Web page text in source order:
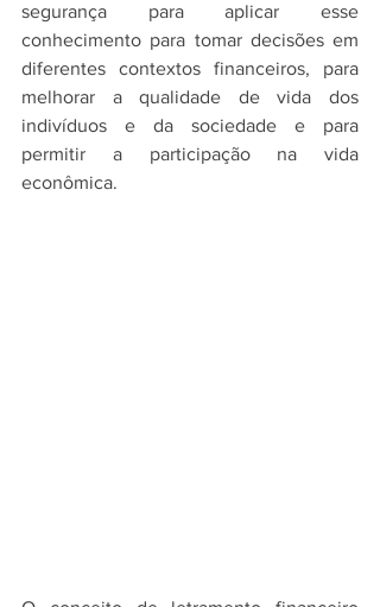
segurança para aplicar esse
conhecimento para tomar decisões em
diferentes contextos financeiros, para
melhorar a qualidade de vida dos
indivíduos e da sociedade e para
permitir a participação na vida
econômica.